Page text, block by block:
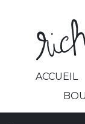
ACCUEIL